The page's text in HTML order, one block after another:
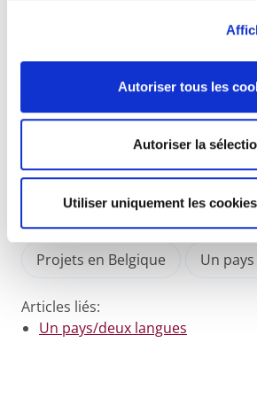
Autoriser tous les
Autoriser la
Utiliser uniquement les
pour les initiateurs que pour
participants. Le rapport de cette
particulièrement intéressante, a
édité parLannooCampus.
25 janvier 2011
Projets en Belgique Un
Articles liés:
Un pays/deux langues